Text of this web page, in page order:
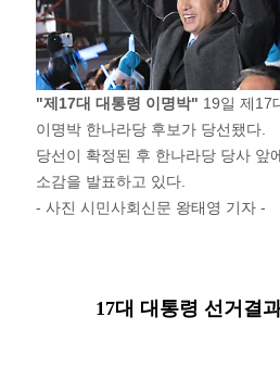
"제17대 대통령 이명박" 19일 제17
이명박 한나라당 후보가 당선됐다.
당선이 확정된 후 한나라당 당사 앞
소감을 발표하고 있다.
- 사진 시민사회신문 왕태영 기자 -
17대 대통령 선거결